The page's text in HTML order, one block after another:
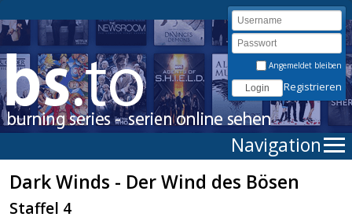
Angemeldet bleiben
Registrieren
Navigation
Dark Winds - Der Wind des Bösen
Staffel 4